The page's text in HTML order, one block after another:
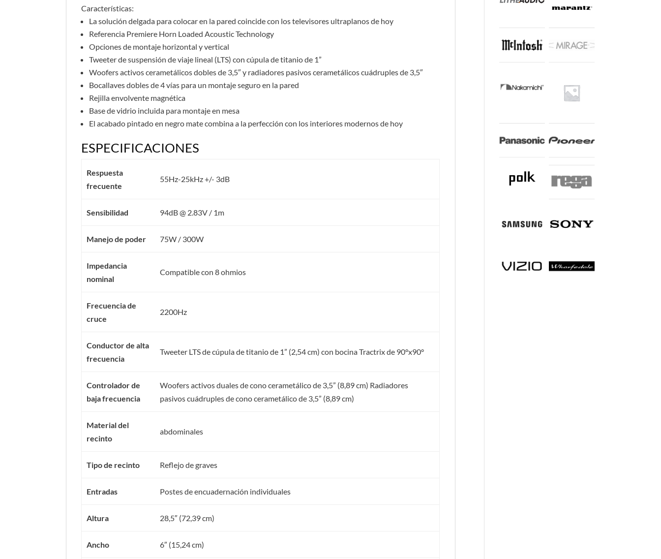
Características:
La solución delgada para colocar en la pared coincide con los televisores ultraplanos de hoy
Referencia Premiere Horn Loaded Acoustic Technology
Opciones de montaje horizontal y vertical
Tweeter de suspensión de viaje lineal (LTS) con cúpula de titanio de 1”
Woofers activos cerametálicos dobles de 3,5″ y radiadores pasivos cerametálicos cuádruples de 3,5″
Bocallaves dobles de 4 vías para un montaje seguro en la pared
Rejilla envolvente magnética
Base de vidrio incluida para montaje en mesa
El acabado pintado en negro mate combina a la perfección con los interiores modernos de hoy
ESPECIFICACIONES
Respuesta
frecuente
55Hz-25kHz +/- 3dB
Sensibilidad 94dB @ 2.83V / 1m
Manejo de poder 75W / 300W
Impedancia
nominal
Compatible con 8 ohmios
Frecuencia de
cruce
2200Hz
Conductor de alta
frecuencia
Tweeter LTS de cúpula de titanio de 1” (2,54 cm) con bocina Tractrix de 90°x90°
Controlador de
baja frecuencia
Woofers activos duales de cono cerametálico de 3,5” (8,89 cm) Radiadores
pasivos cuádruples de cono cerametálico de 3,5” (8,89 cm)
Material del
recinto
abdominales
Tipo de recinto Reflejo de graves
Entradas Postes de encuadernación individuales
Altura 28,5″ (72,39 cm)
Ancho 6″ (15,24 cm)